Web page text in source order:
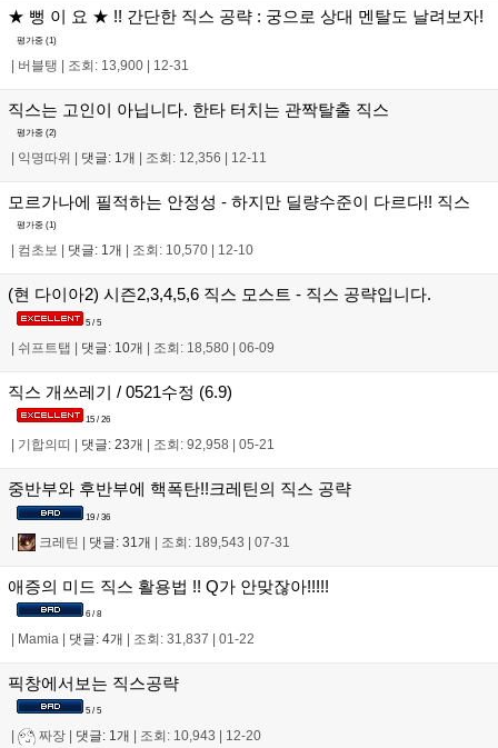
★ 뻥 이 요 ★ !! 간단한 직스 공략 : 궁으로 상대 멘탈도 날려보자!
평가중 (1)
| 버블탱 | 조회: 13,900 | 12-31
직스는 고인이 아닙니다. 한타 터치는 관짝탈출 직스
평가중 (2)
익명따위 댓글: 1개 조회: 12,356 12-11
모르가나에 필적하는 안정성 - 하지만 딜량수준이 다르다!! 직스
평가중 (1)
컴초보 댓글: 1개 조회: 10,570 12-10
(현 다이아2) 시즌2,3,4,5,6 직스 모스트 - 직스 공략입니다.
5 / 5
| 쉬프트탭 | 댓글: 10개 | 조회: 18,580 | 06-09
직스 개쓰레기 / 0521수정 (6.9)
15 / 26
기합의띠 댓글: 23개 조회: 92,958 05-21
중반부와 후반부에 핵폭탄!!크레틴의 직스 공략
19 / 36
| 크레틴 | 댓글: 31개 | 조회: 189,543 | 07-31
애증의 미드 직스 활용법 !! Q가 안맞잖아!!!!!
6 / 8
Mamia 댓글: 4개 조회: 31,837 01-22
픽창에서보는 직스공략
5 / 5
짜장 댓글: 1개 조회: 10,943 12-20